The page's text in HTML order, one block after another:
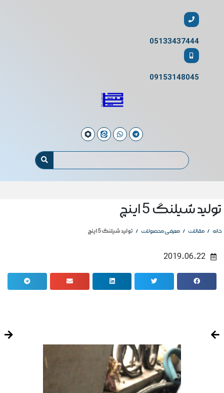
05133437444
09153148045
تولید شیلنگ 5 اینچ
خانه / مقالات / معرفی محصولات / تولید شیلنگ 5 اینچ
2019-06-22